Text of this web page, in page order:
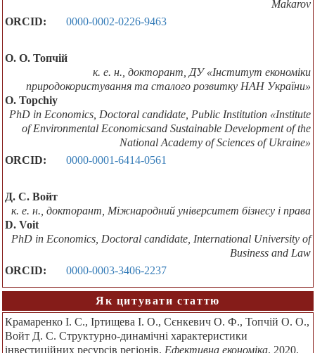
Makarov
ORCID:
0000-0002-0226-9463
О. О. Топчій
к. е. н., докторант, ДУ «Інститут економіки
природокористування та сталого розвитку НАН України»
O. Тоpсhіy
PhD in Economics, Doctoral candidate, Public Institution «Institute
of Environmental Economicsand Sustainable Development of the
National Academy of Sciences of Ukraine»
ORCID:
0000-0001-6414-0561
Д. С. Войт
к. е. н., докторант, Міжнародний університет бізнесу і права
D. Voit
PhD in Economics, Doctoral candidate, International University of
Business and Law
ORCID:
0000-0003-3406-2237
Як цитувати статтю
Крамаренко І. С., Іртищева І. О., Сєнкевич О. Ф., Топчій О. О.,
Войт Д. С. Структурно-динамічні характеристики
інвестиційних ресурсів регіонів. Ефективна економіка. 2020.